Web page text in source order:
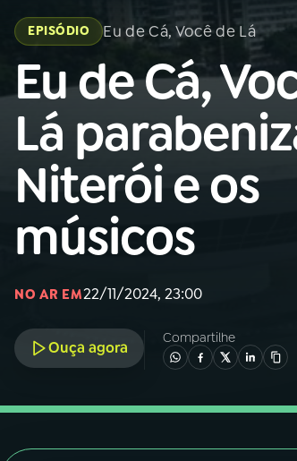
Buscar
na
Rádio
Nacional
AO VIVO
01 INÍCIO
02 A RÁDIO
03PROGRAMAÇÃO
04PROGRAMAS
05PODCASTS
na
Rádio
EPISÓDIO Eu de Cá, Você de Lá
Eu de Cá,
Lá
Niterói e os
músicos
NO AR EM22/11/2024, 23:00
Ouça agora
Compartilhe